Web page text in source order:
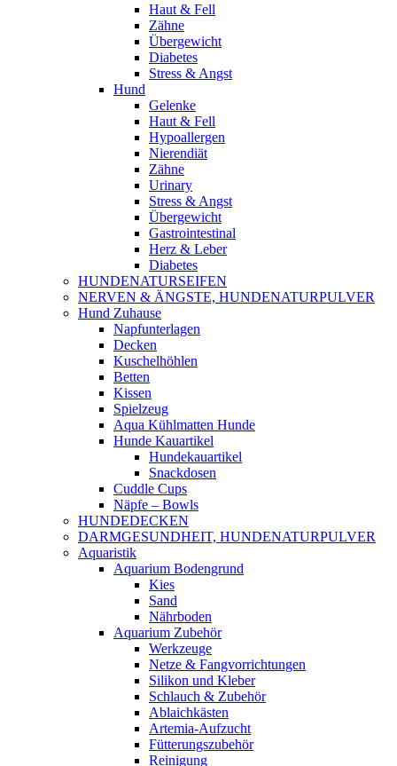
Haut & Fell
Zähne
Übergewicht
Diabetes
Stress & Angst
Hund
Gelenke
Haut & Fell
Hypoallergen
Nierendiät
Zähne
Urinary
Stress & Angst
Übergewicht
Gastrointestinal
Herz & Leber
Diabetes
HUNDENATURSEIFEN
NERVEN & ÄNGSTE, HUNDENATURPULVER
Hund Zuhause
Napfunterlagen
Decken
Kuschelhöhlen
Betten
Kissen
Spielzeug
Aqua Kühlmatten Hunde
Hunde Kauartikel
Hundekauartikel
Snackdosen
Cuddle Cups
Näpfe – Bowls
HUNDEDECKEN
DARMGESUNDHEIT, HUNDENATURPULVER
Aquaristik
Aquarium Bodengrund
Kies
Sand
Nährboden
Aquarium Zubehör
Werkzeuge
Netze & Fangvorrichtungen
Silikon und Kleber
Schlauch & Zubehör
Ablaichkästen
Artemia-Aufzucht
Fütterungszubehör
Reinigung